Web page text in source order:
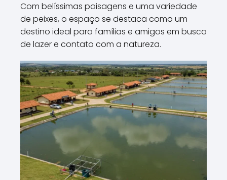
Com belíssimas paisagens e uma variedade
de peixes, o espaço se destaca como um
destino ideal para famílias e amigos em busca
de lazer e contato com a natureza.